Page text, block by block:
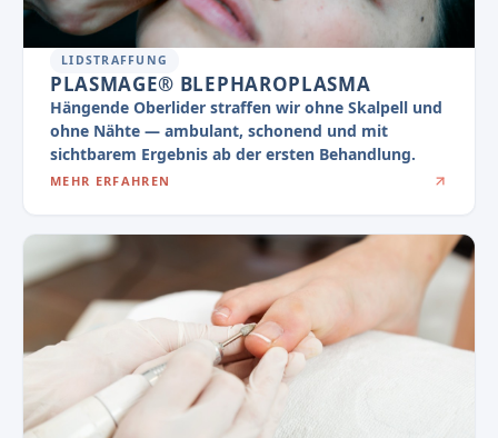
LIDSTRAFFUNG
PLASMAGE® BLEPHAROPLASMA
Hängende Oberlider straffen wir ohne Skalpell und
ohne Nähte — ambulant, schonend und mit
sichtbarem Ergebnis ab der ersten Behandlung.
MEHR ERFAHREN